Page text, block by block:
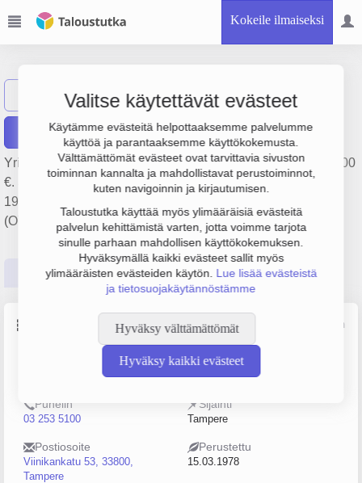
Kokeile ilmaiseksi
Valitse käytettävät evästeet
Käytämme evästeitä helpottaaksemme palvelumme
käyttöä ja parantaaksemme käyttökokemusta.
Välttämättömät evästeet ovat tarvittavia sivuston
toiminnan kannalta ja mahdollistavat perustoiminnot,
kuten navigoinnin ja kirjautumisen.
Taloustutka käyttää myös ylimääräisiä evästeitä
palvelun kehittämistä varten, jotta voimme tarjota
sinulle parhaan mahdollisen käyttökokemuksen.
Hyväksymällä kaikki evästeet sallit myös
ylimääräisten evästeiden käytön. Lue lisää evästeistä
ja tietosuojakäytännöstämme
Hyväksy välttämättömät
Hyväksy kaikki evästeet
Näytä haku PK-Paino Oy
Raportit
Yrityksen PK-Paino Oy liikevaihto on 377 000 € ja tulos 3 000
€. Sen päätoimiala on Muu painaminen, perustamisvuosi
1978 ja sijainti Tampere. Yrityksen yhtiömuoto Osakeyhtiö
(OY).
Perustiedot Tilinpäätösluvut Päättäjätiedot
Lähde: YTJ, PRH, Traficom
Henkilöstömäärä
0–4
Puhelin
03 253 5100
Sijainti
Tampere
Postiosoite
Viinikankatu 53, 33800,
Tampere
Perustettu
15.03.1978